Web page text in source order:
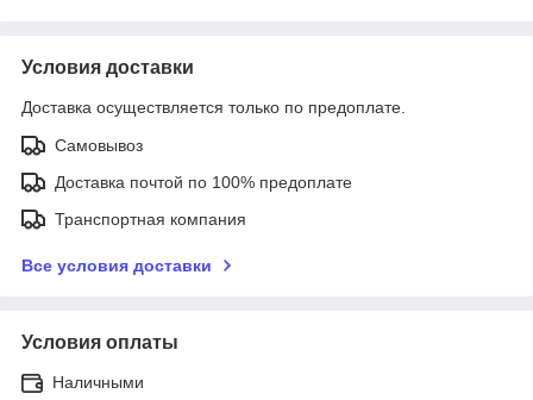
Условия доставки
Доставка осуществляется только по предоплате.
Самовывоз
Доставка почтой по 100% предоплате
Транспортная компания
Все условия доставки
Условия оплаты
Наличными